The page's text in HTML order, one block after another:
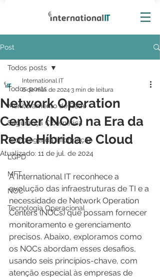
Post
Todos posts
Monitoramento de Rede
Segurança Cibernética
Tecnologia da Informação
LGPD
MFT
NOC
Tecnologia Operacional
Todos posts
Network Operation
Center (NOC) na Era da
Rede Híbrida e Cloud
International IT
6 de mai. de 2024 3 min de leitura
Atualizado: 11 de jul. de 2024
A International IT reconhece a
evolução das infraestruturas de TI e a
necessidade de Network Operation
Centers (NOCs) que possam fornecer
monitoramento e gerenciamento
precisos. Abaixo, exploramos como
os NOCs abordam esses desafios,
usando seis princípios-chave, com
atenção especial às empresas de